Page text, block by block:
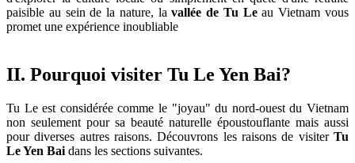
paisible au sein de la nature, lavallée de Tu Leau Vietnam vous
promet une expérience inoubliable
II. Pourquoi visiter Tu Le Yen Bai?
Tu Le est considérée comme le "joyau" du nord-ouest du Vietnam
non seulement pour sa beauté naturelle époustouflante mais aussi
pour diverses autres raisons. Découvrons les raisons de visiter Tu
Le Yen Bai dans les sections suivantes.